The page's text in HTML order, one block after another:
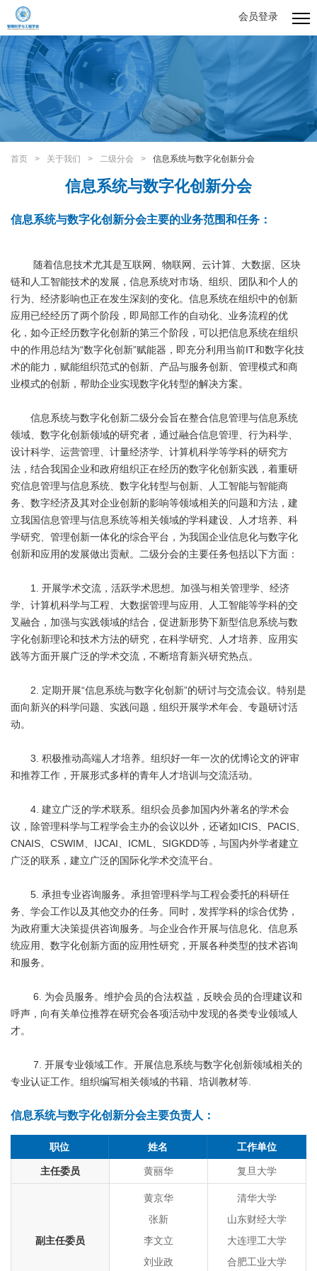
会员登录
首页 > 关于我们 > 二级分会 > 信息系统与数字化创新分会
信息系统与数字化创新分会
信息系统与数字化创新分会主要的业务范围和任务：
随着信息技术尤其是互联网、物联网、云计算、大数据、区块
链和人工智能技术的发展，信息系统对市场、组织、团队和个人的
行为、经济影响也正在发生深刻的变化。信息系统在组织中的创新
应用已经经历了两个阶段，即局部工作的自动化、业务流程的优
化，如今正经历数字化创新的第三个阶段，可以把信息系统在组织
中的作用总结为“数字化创新”赋能器，即充分利用当前IT和数字化技
术的能力，赋能组织范式的创新、产品与服务创新、管理模式和商
业模式的创新，帮助企业实现数字化转型的解决方案。
信息系统与数字化创新二级分会旨在整合信息管理与信息系统
领域、数字化创新领域的研究者，通过融合信息管理、行为科学、
设计科学、运营管理、计量经济学、计算机科学等学科的研究方
法，结合我国企业和政府组织正在经历的数字化创新实践，着重研
究信息管理与信息系统、数字化转型与创新、人工智能与智能商
务、数字经济及其对企业创新的影响等领域相关的问题和方法，建
立我国信息管理与信息系统等相关领域的学科建设、人才培养、科
学研究、管理创新一体化的综合平台，为我国企业信息化与数字化
创新和应用的发展做出贡献。二级分会的主要任务包括以下方面：
1. 开展学术交流，活跃学术思想。加强与相关管理学、经济
学、计算机科学与工程、大数据管理与应用、人工智能等学科的交
叉融合，加强与实践领域的结合，促进新形势下新型信息系统与数
字化创新理论和技术方法的研究，在科学研究、人才培养、应用实
践等方面开展广泛的学术交流，不断培育新兴研究热点。
2. 定期开展“信息系统与数字化创新”的研讨与交流会议。特别是
面向新兴的科学问题、实践问题，组织开展学术年会、专题研讨活
动。
3. 积极推动高端人才培养。组织好一年一次的优博论文的评审
和推荐工作，开展形式多样的青年人才培训与交流活动。
4. 建立广泛的学术联系。组织会员参加国内外著名的学术会
议，除管理科学与工程学会主办的会议以外，还诸如ICIS、PACIS、
CNAIS、CSWIM、IJCAI、ICML、SIGKDD等，与国内外学者建立
广泛的联系，建立广泛的国际化学术交流平台。
5. 承担专业咨询服务。承担管理科学与工程会委托的科研任
务、学会工作以及其他交办的任务。同时，发挥学科的综合优势，
为政府重大决策提供咨询服务。与企业合作开展与信息化、信息系
统应用、数字化创新方面的应用性研究，开展各种类型的技术咨询
和服务。
6. 为会员服务。维护会员的合法权益，反映会员的合理建议和
呼声，向有关单位推荐在研究会各项活动中发现的各类专业领域人
才。
7. 开展专业领域工作。开展信息系统与数字化创新领域相关的
专业认证工作。组织编写相关领域的书籍、培训教材等.
信息系统与数字化创新分会主要负责人：
职位 姓名 工作单位
主任委员 黄丽华 复旦大学
副主任委员
黄京华
张新
李文立
刘业政
清华大学
山东财经大学
大连理工大学
合肥工业大学